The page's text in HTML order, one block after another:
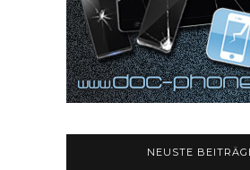
NEUSTE